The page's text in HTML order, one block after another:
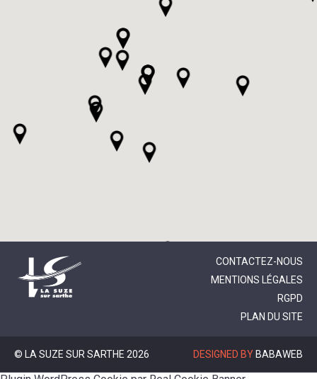
CONTACTEZ-NOUS
MENTIONS LÉGALES
RGPD
PLAN DU SITE
© LA SUZE SUR SARTHE 2026 DESIGNED BY BABAWEB